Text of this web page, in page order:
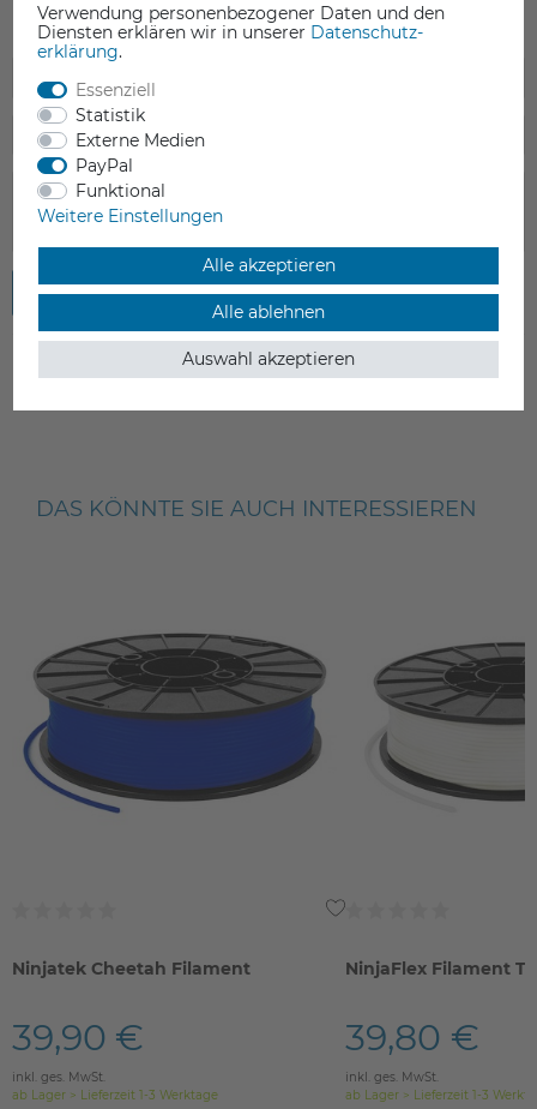
Rezension senden
DAS KÖNNTE SIE AUCH INTERESSIEREN
Ninjatek Cheetah Filament
39,90 €
inkl. ges. MwSt.
ab Lager > Lieferzeit 1-3 Werktage
NinjaFlex Filament
39,80 €
inkl. ges. MwSt.
ab Lager > Lieferzeit 1-3
Verwendung personenbezogener Daten und den
Diensten erklären wir in unserer Daten­schutz­
erklärung.
Essenziell
Statistik
Externe Medien
PayPal
Funktional
Weitere Einstellungen
Alle akzeptieren
Alle ablehnen
Auswahl akzeptieren